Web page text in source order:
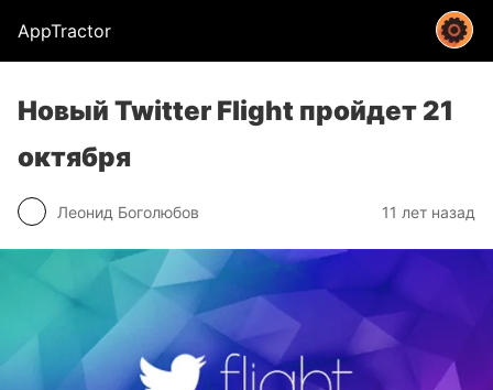
AppTractor
Новый Twitter Flight пройдет 21
октября
Леонид Боголюбов 11 лет назад